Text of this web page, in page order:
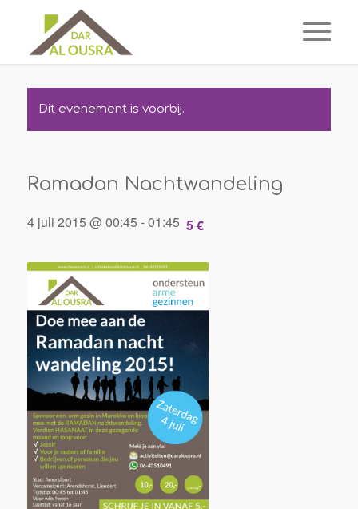
Dit evenement is voorbij.
Ramadan Nachtwandeling
4 juli 2015 @ 00:45 -01:45 5 €